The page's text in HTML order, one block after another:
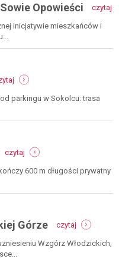
Opowieści czytaj
inicjatywie mieszkańców i
sępia
ławka
parkingu w Sokolcu: trasa
czytaj
szlak
drewnianych
600 m długości prywatny
Górze czytaj
wieża
widokowa
Wzgórz Włodzickich,